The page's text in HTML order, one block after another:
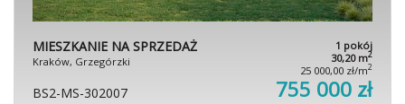
MIESZKANIE NA SPRZEDAŻ
Kraków, Grzegórzki
1 pokój
30,20 m2
25 000,00 zł/m2
BS2-MS-302007 755 000 zł